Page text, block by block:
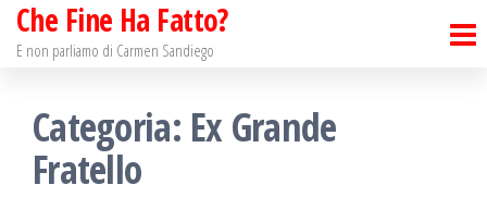
Salta
contenuto
Che Fine Ha Fatto?
E non parliamo di Carmen Sandiego
Categoria: Ex Grande
Fratello